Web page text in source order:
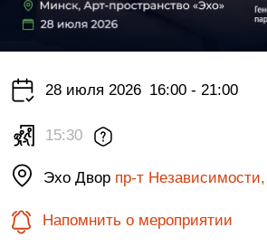
28 июля 2026 16:00 - 21:00
15:30
Эхо Двор пр-т
Напомнить о мероприятии